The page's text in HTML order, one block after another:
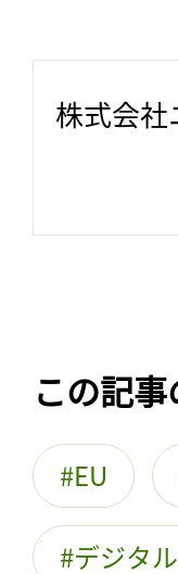
株式会社
この記
EU
デジタ